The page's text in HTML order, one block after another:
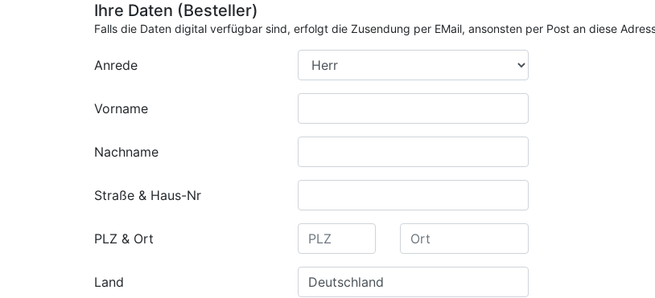
Ihre Daten (Besteller)
Falls die Daten digital verfügbar sind, erfolgt die Zusendung per EMail, ansonsten per Post an diese
Anrede
Vorname
Nachname
Straße & Haus-Nr
PLZ & Ort
Land